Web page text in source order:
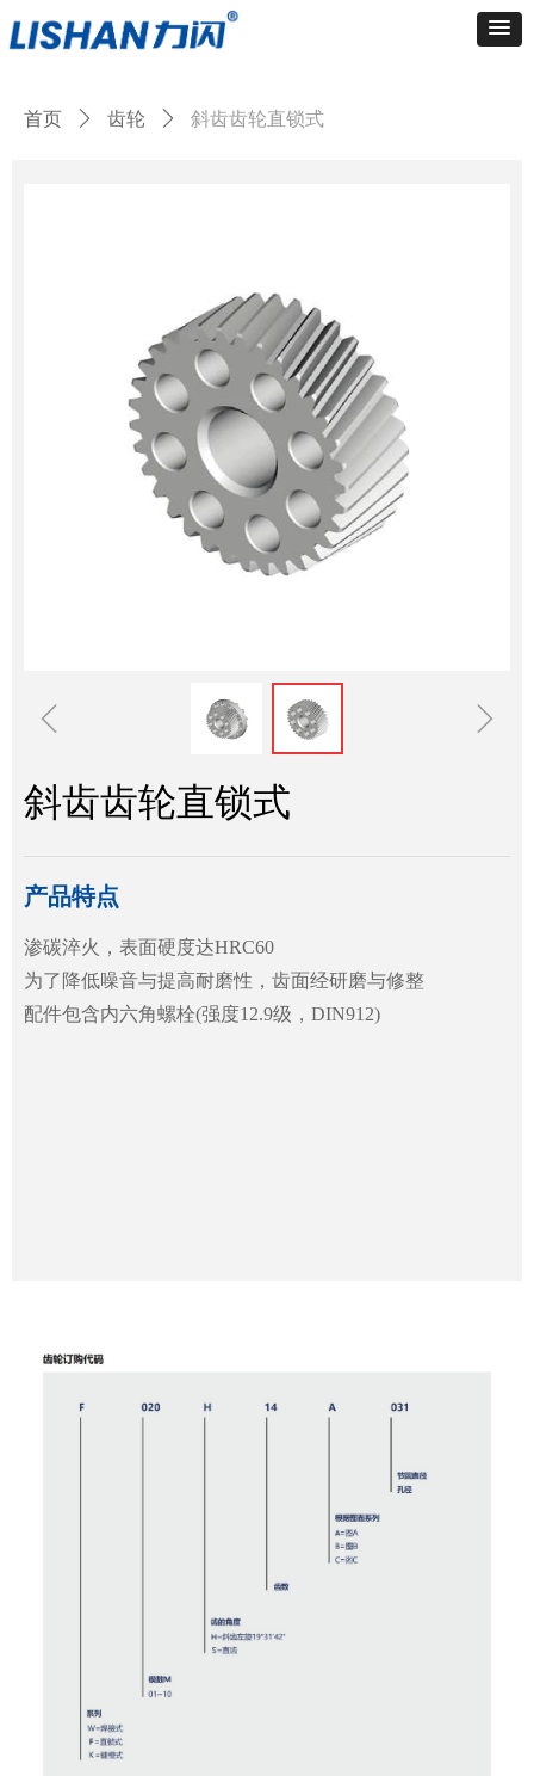
ꁆ ꁇ
斜齿齿轮直锁式
渗碳淬火，表面硬度达HRC60
为了降低噪音与提高耐磨性，齿面经研磨与修整
配件包含内六角螺栓(强度12.9级，DIN912)
产品特点
首页 ꄲ 齿轮 ꄲ 斜齿齿轮直锁式